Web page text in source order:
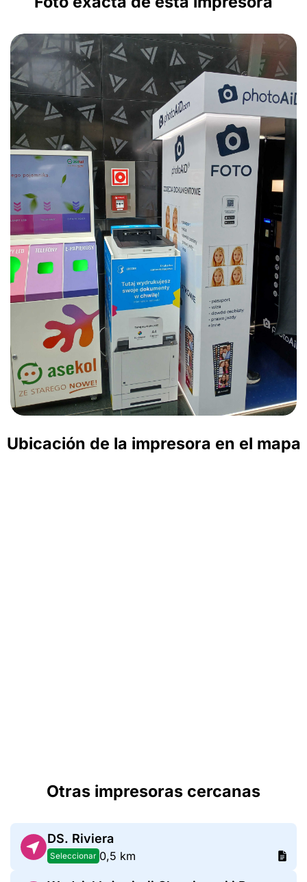
Ubicación de la impresora en el mapa
Otras impresoras cercanas
DS. Riviera
Seleccionar 0,5 km